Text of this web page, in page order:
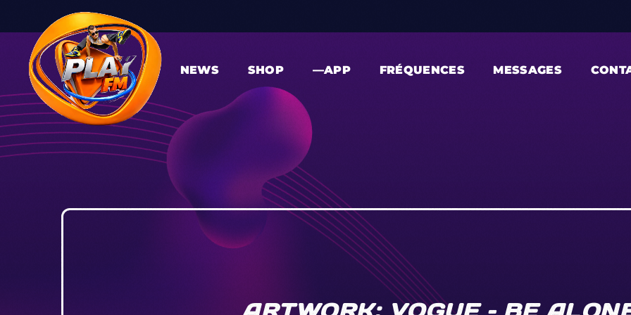
NEWS SHOP —APP FRÉQUENCES MESSAGES